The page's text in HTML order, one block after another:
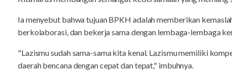
Ia menyebut bahwa tujuan BPKH adalah memberikan
berkolaborasi, dan bekerja sama dengan lembaga-lembaga
"Lazismu sudah sama-sama kita kenal. Lazismu memiliki
daerah bencana dengan cepat dan tepat," imbuhnya.